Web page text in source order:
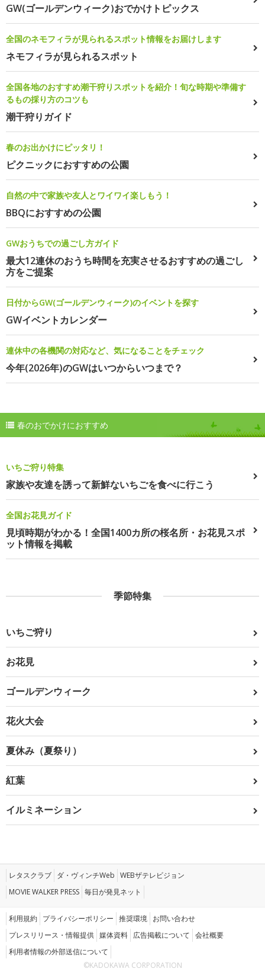
GW(ゴールデンウィーク)おでかけトピックス
全国のネモフィラが見られるスポット情報をお届けします
ネモフィラが見られるスポット
全国各地のおすすめ潮干狩りスポットを紹介！旬な時期や準備す
るもの採り方のコツも
潮干狩りガイド
春のお出かけにピッタリ！
ピクニックにおすすめの公園
自然の中で家族や友人とワイワイ楽しもう！
BBQにおすすめの公園
GWおうちでの過ごし方ガイド
最大12連休のおうち時間を充実させるおすすめの過ごし
方をご提案
日付からGW(ゴールデンウィーク)のイベントを探す
GWイベントカレンダー
連休中の各機関の対応など、気になることをチェック
今年(2026年)のGWはいつからいつまで？
春のおでかけにおすすめ
いちご狩り特集
家族や友達を誘って新鮮ないちごを食べに行こう
全国お花見ガイド
見頃時期がわかる！全国1400カ所の桜名所・お花見スポ
ット情報を掲載
季節特集
いちご狩り
お花見
ゴールデンウィーク
花火大会
夏休み（夏祭り）
紅葉
イルミネーション
レタスクラブ ダ・ヴィンチWeb WEBザテレビジョン
MOVIE WALKER PRESS 毎日が発見ネット
利用規約 プライバシーポリシー 推奨環境 お問い合わせ
プレスリリース・情報提供 媒体資料 広告掲載について 会社概要
利用者情報の外部送信について
©KADOKAWA CORPORATION